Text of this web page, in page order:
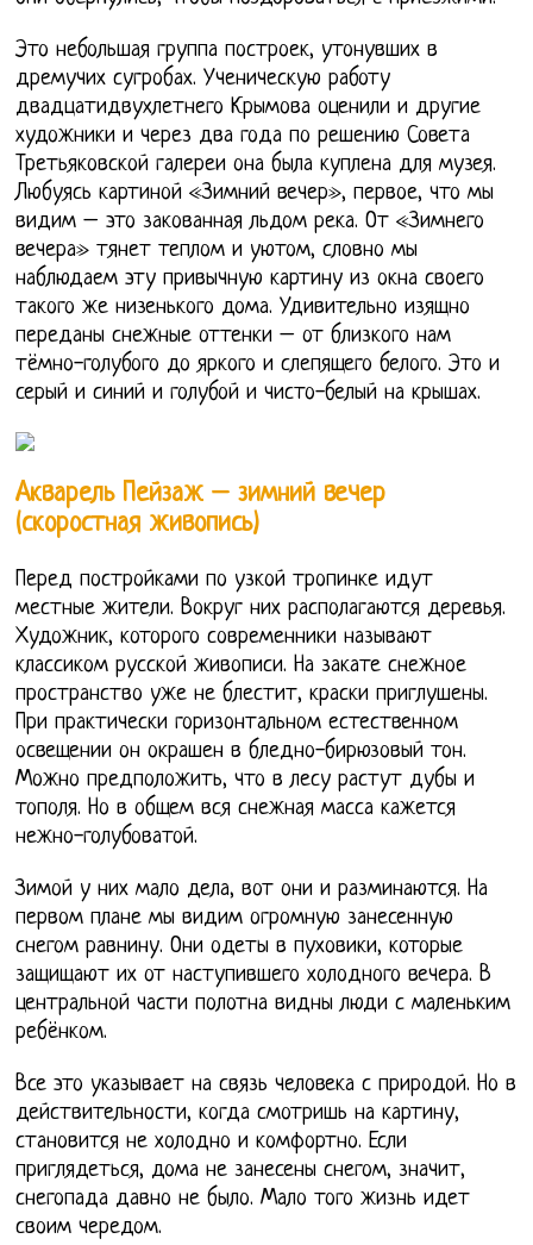
Это небольшая группа построек, утонувших в
дремучих сугробах. Ученическую работу
двадцатидвухлетнего Крымова оценили и другие
художники и через два года по решению Совета
Третьяковской галереи она была куплена для музея.
Любуясь картиной «Зимний вечер», первое, что мы
видим – это закованная льдом река. От «Зимнего
вечера» тянет теплом и уютом, словно мы
наблюдаем эту привычную картину из окна своего
такого же низенького дома. Удивительно изящно
переданы снежные оттенки – от близкого нам
тёмно-голубого до яркого и слепящего белого. Это и
серый и синий и голубой и чисто-белый на крышах.
Акварель Пейзаж – зимний вечер
(скоростная живопись)
Перед постройками по узкой тропинке идут
местные жители. Вокруг них располагаются деревья.
Художник, которого современники называют
классиком русской живописи. На закате снежное
пространство уже не блестит, краски приглушены.
При практически горизонтальном естественном
освещении он окрашен в бледно-бирюзовый тон.
Можно предположить, что в лесу растут дубы и
тополя. Но в общем вся снежная масса кажется
нежно-голубоватой.
Зимой у них мало дела, вот они и разминаются. На
первом плане мы видим огромную занесенную
снегом равнину. Они одеты в пуховики, которые
защищают их от наступившего холодного вечера. В
центральной части полотна видны люди с маленьким
ребёнком.
Все это указывает на связь человека с природой. Но в
действительности, когда смотришь на картину,
становится не холодно и комфортно. Если
приглядеться, дома не занесены снегом, значит,
снегопада давно не было. Мало того жизнь идет
своим чередом.